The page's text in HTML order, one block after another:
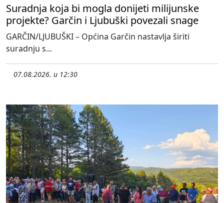
Suradnja koja bi mogla donijeti milijunske
projekte? Garčin i Ljubuški povezali snage
GARČIN/LJUBUŠKI – Općina Garčin nastavlja širiti
suradnju s...
07.08.2026. u 12:30